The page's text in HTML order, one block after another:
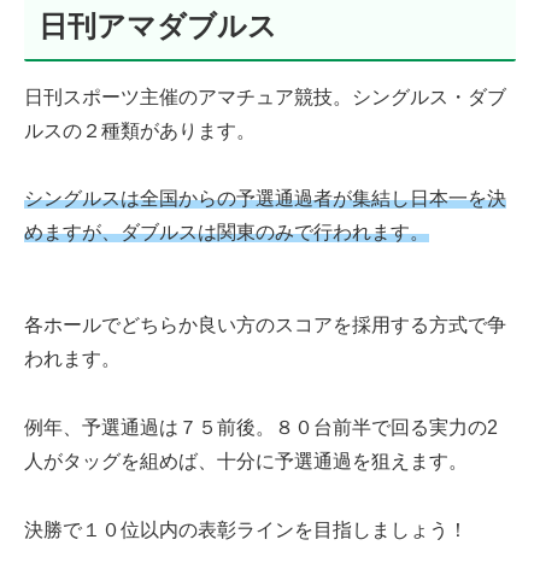
日刊アマダブルス
日刊スポーツ主催のアマチュア競技。シングルス・ダブ
ルスの２種類があります。
シングルスは全国からの予選通過者が集結し日本一を決
めますが、ダブルスは関東のみで行われます。
各ホールでどちらか良い方のスコアを採用する方式で争
われます。
例年、予選通過は７５前後。８０台前半で回る実力の2
人がタッグを組めば、十分に予選通過を狙えます。
決勝で１０位以内の表彰ラインを目指しましょう！